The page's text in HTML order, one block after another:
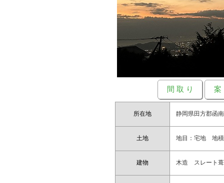
間 取 り 案
所在地 静岡県田方郡函
土地 地目：宅地 地
建物 木造 スレート